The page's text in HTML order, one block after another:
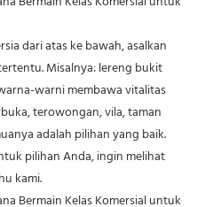
dari atas ke bawah, asalkan
Misalnya: lereng bukit
warni membawa vitalitas
terowongan, vila, taman
adalah pilihan yang baik.
pilihan Anda, ingin melihat
kami.